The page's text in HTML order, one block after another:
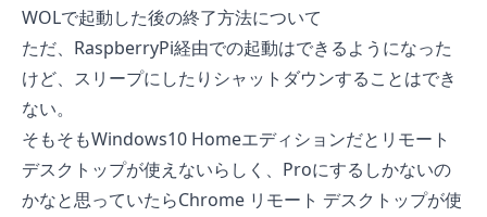
WOLで起動した後の終了方法について
ただ、RaspberryPi経由での起動はできるようになった
けど、スリープにしたりシャットダウンすることはでき
ない。
そもそもWindows10 Homeエディションだとリモート
デスクトップが使えないらしく、Proにするしかないの
かなと思っていたらChrome リモート デスクトップが使